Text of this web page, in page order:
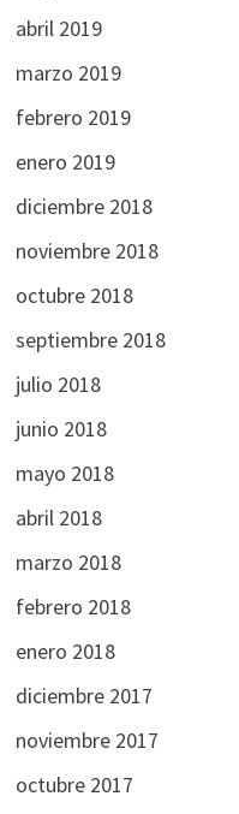
abril 2019
marzo 2019
febrero 2019
enero 2019
diciembre 2018
noviembre 2018
octubre 2018
septiembre 2018
julio 2018
junio 2018
mayo 2018
abril 2018
marzo 2018
febrero 2018
enero 2018
diciembre 2017
noviembre 2017
octubre 2017